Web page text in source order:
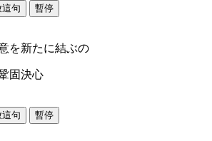
句 暫停
を新たに結ぶの
固決心
句 暫停